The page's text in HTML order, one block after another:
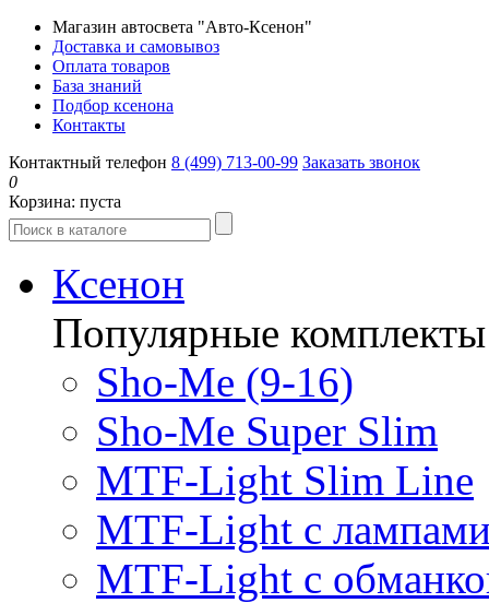
Магазин автосвета "Авто-Ксенон"
Доставка и самовывоз
Оплата товаров
База знаний
Подбор ксенона
Контакты
Контактный телефон 8 (499) 713-00-99 Заказать звонок
0
Корзина: пуста
Ксенон
Популярные комплекты
Sho-Me (9-16)
Sho-Me Super Slim
MTF-Light Slim Line
MTF-Light с
MTF-Light с